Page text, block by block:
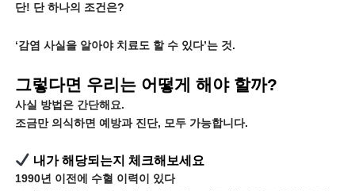
단! 단 하나의 조건은?
‘감염 사실을 알아야 치료도 할 수 있다’는 것.
그렇다면 우리는 어떻게 해야 할까?
사실 방법은 간단해요.
조금만 의식하면 예방과 진단, 모두 가능합니다.
내가 해당되는지 체크해보세요
1990년 이전에 수혈 이력이 있다